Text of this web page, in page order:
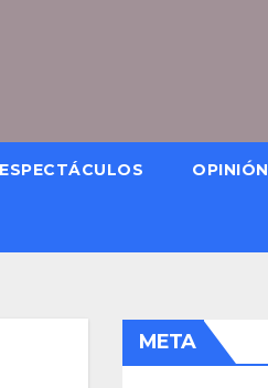
ESPECTÁCULOS OPINIÓN
META